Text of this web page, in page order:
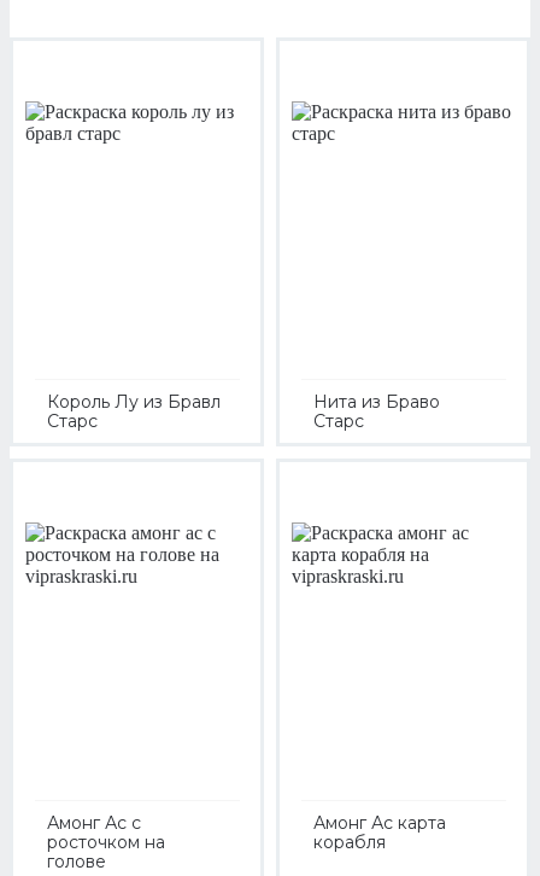
Король Лу из Бравл
Старс
Нита из Браво
Старс
Амонг Ас с
росточком на
голове
Амонг Ас карта
корабля